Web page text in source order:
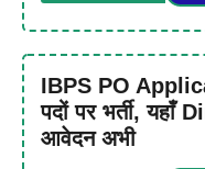
IBPS PO
पदों पर भर्ती,
आवेदन अभी